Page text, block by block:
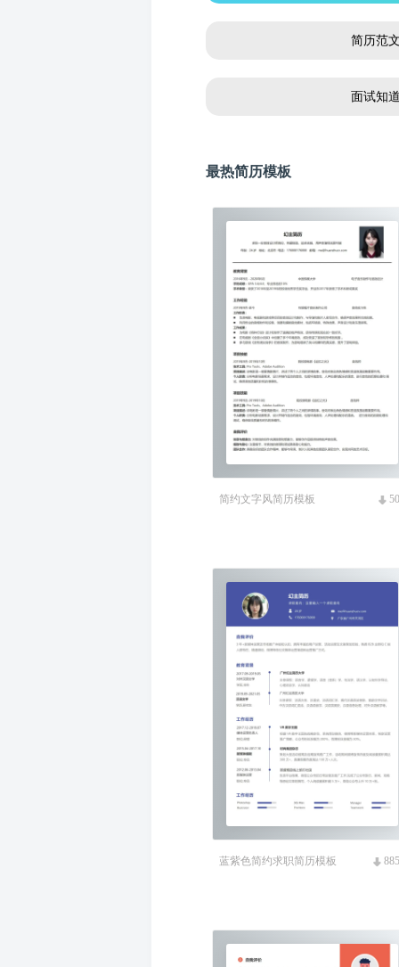
简历范
面试知
最热简历模板
简约文字风简历模板
蓝紫色简约求职简历模板